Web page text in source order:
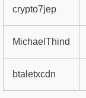
crypto7jep
MichaelThind
btaletxcdn